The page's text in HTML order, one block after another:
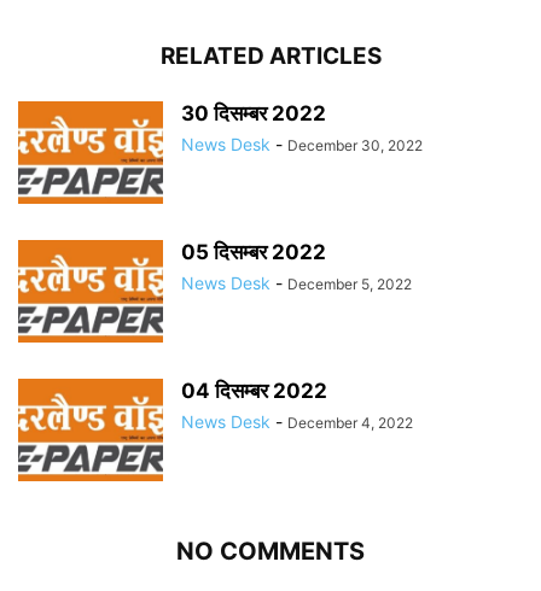
RELATED ARTICLES
30 दिसम्बर 2022
News Desk - December 30, 2022
05 दिसम्बर 2022
News Desk - December 5, 2022
04 दिसम्बर 2022
News Desk - December 4, 2022
NO COMMENTS